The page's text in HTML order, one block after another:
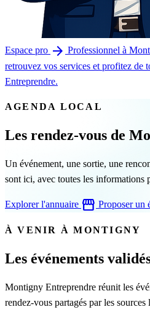
Espace pro arrow_forward Professionnel à
retrouvez vos services et profitez de
Entreprendre.
AGENDA LOCAL
Les rendez-vous de
Un événement, une sortie, une
sont ici, avec toutes les informations
Explorer l'annuaire storefront Proposer un
À VENIR À MONTIGNY
Les événements
Montigny Entreprendre réunit les
rendez-vous partagés par les sources